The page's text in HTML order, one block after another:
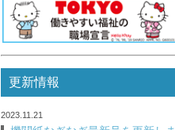
更新情報
2023.11.21